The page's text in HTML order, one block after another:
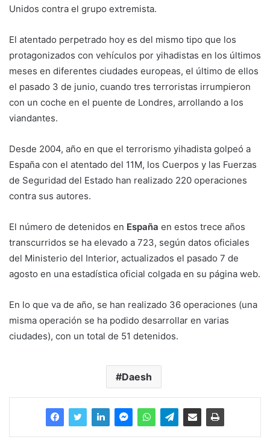
Unidos contra el grupo extremista.
El atentado perpetrado hoy es del mismo tipo que los
protagonizados con vehículos por yihadistas en los últimos
meses en diferentes ciudades europeas, el último de ellos
el pasado 3 de junio, cuando tres terroristas irrumpieron
con un coche en el puente de Londres, arrollando a los
viandantes.
Desde 2004, año en que el terrorismo yihadista golpeó a
España con el atentado del 11M, los Cuerpos y las Fuerzas
de Seguridad del Estado han realizado 220 operaciones
contra sus autores.
El número de detenidos en España en estos trece años
transcurridos se ha elevado a 723, según datos oficiales
del Ministerio del Interior, actualizados el pasado 7 de
agosto en una estadística oficial colgada en su página web.
En lo que va de año, se han realizado 36 operaciones (una
misma operación se ha podido desarrollar en varias
ciudades), con un total de 51 detenidos.
Daesh